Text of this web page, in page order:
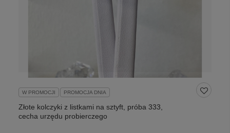
W PROMOCJI PROMOCJA DNIA
Złote kolczyki z listkami na sztyft, próba 333,
cecha urzędu probierczego